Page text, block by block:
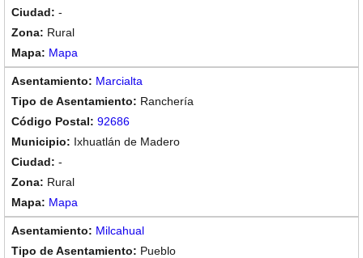
-
Rural
Mapa
Marcialta
Ranchería
92686
Ixhuatlán de Madero
-
Rural
Mapa
Milcahual
Pueblo